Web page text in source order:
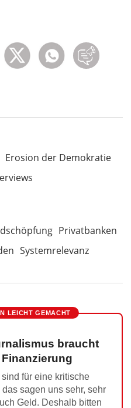
Erosion der Demokratie
Privatbanken
Systemrelevanz
LEICHT GEMACHT
braucht
für eine kritische
sagen uns sehr, sehr
Geld. Deshalb bitten